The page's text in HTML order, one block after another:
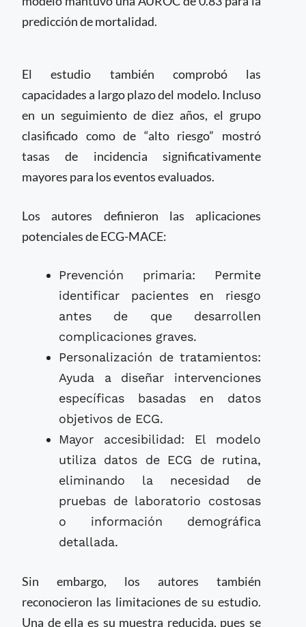
predicción de mortalidad.
El estudio también comprobó las
capacidades a largo plazo del modelo. Incluso
en un seguimiento de diez años, el grupo
clasificado como de “alto riesgo” mostró
tasas de incidencia significativamente
mayores para los eventos evaluados.
Los autores definieron las aplicaciones
potenciales de ECG-MACE:
Prevención primaria: Permite
identificar pacientes en riesgo
antes de que desarrollen
complicaciones graves.
Personalización de tratamientos:
Ayuda a diseñar intervenciones
específicas basadas en datos
objetivos de ECG.
Mayor accesibilidad: El modelo
utiliza datos de ECG de rutina,
eliminando la necesidad de
pruebas de laboratorio costosas
o información demográfica
detallada.
Sin embargo, los autores también
reconocieron las limitaciones de su estudio.
Una de ella es su muestra reducida, pues se